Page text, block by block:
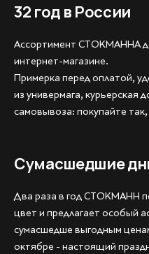
32 год в России
Ассортимент СТОКМАННА
интернет-магазине.
Примерка перед оплатой,
из универмага, курьерская
самовывоза: покупайте
Сумасшедшие
Два раза в год СТОКМАНН
цвет и предлагает особый
сумасшедше выгодным
октябре - настоящий